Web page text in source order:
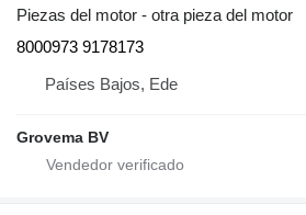
Piezas del motor - otra pieza del motor
8000973 9178173
Países Bajos, Ede
Grovema BV